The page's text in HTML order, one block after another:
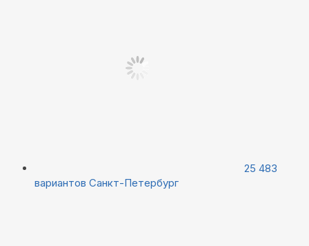
25 483
вариантов Санкт-Петербург